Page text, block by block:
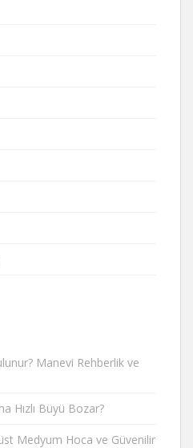
Manevi Rehberlik ve
Hızlı Büyü Bozar?
Medyum Hoca ve Güvenilir